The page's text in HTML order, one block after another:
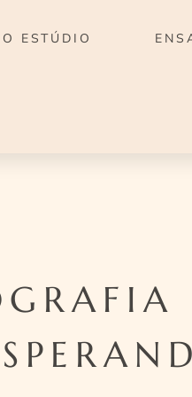
O ESTÚDIO